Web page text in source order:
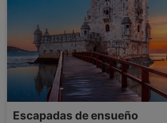
Escapadas de ensueño